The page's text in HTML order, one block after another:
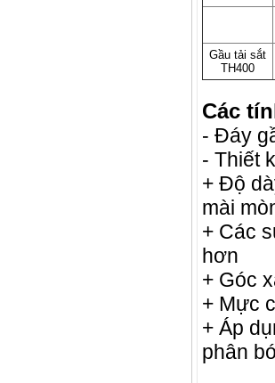
Gầu tải sắt
TH400
Các
- Đáy
- Thiết
+ Độ
mài
+ Các
hơn
+ Góc
+ Mực
+ Áp
phân